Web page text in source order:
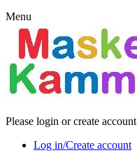
Menu
Please login or create account
Log in/Create account